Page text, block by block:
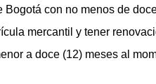
con no menos de
mercantil y tener
a doce (12) meses al